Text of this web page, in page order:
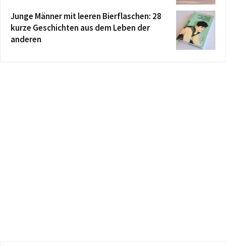
Junge Männer mit leeren Bierflaschen: 28
kurze Geschichten aus dem Leben der
anderen